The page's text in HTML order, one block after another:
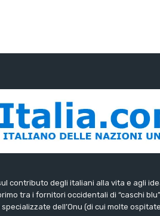
contributo degli italiani alla vita e agli
tra i fornitori occidentali di “caschi
dell’Onu (di cui molte